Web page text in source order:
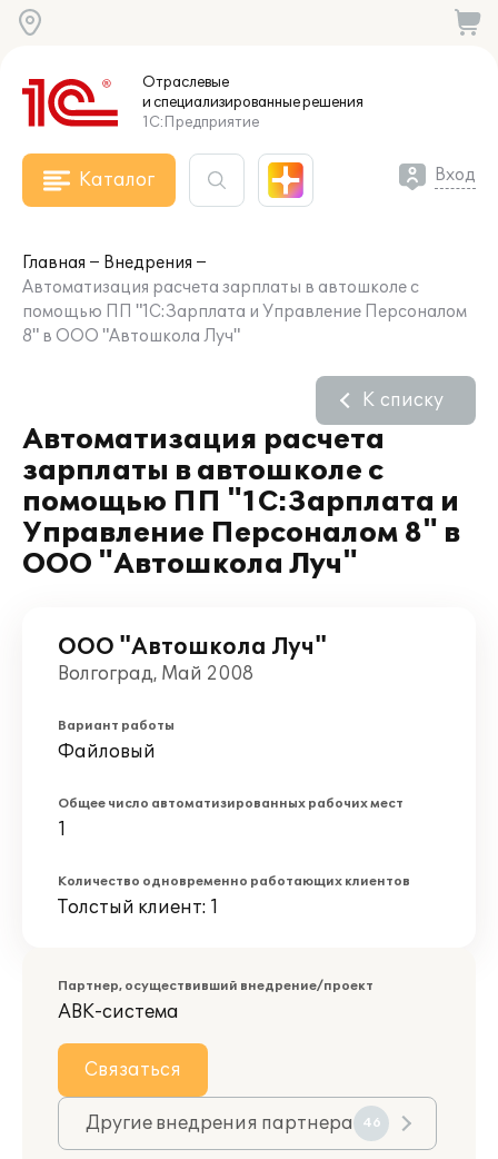
Отраслевые
и специализированныерешения
1С:Предприятие
Каталог Вход
Главная
Внедрения
Автоматизация расчета зарплаты в автошколе с
помощью ПП "1С:Зарплата и Управление Персоналом
8" в ООО "Автошкола Луч"
Автоматизация расчета
зарплаты в автошколе с
помощью ПП "1С:Зарплата и
Управление Персоналом 8" в
ООО "Автошкола Луч"
К списку
ООО "Автошкола Луч"
Волгоград, Май 2008
Вариант работы
Файловый
Общее число автоматизированных рабочих мест
1
Количество одновременно работающих клиентов
Толстый клиент: 1
Партнер, осуществивший внедрение/проект
АВК-система
Связаться
Другие внедрения партнера 46